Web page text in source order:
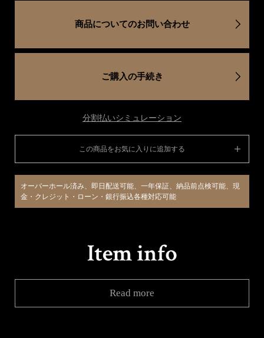
商品についてのお問い合わせ
ご購入の手続き
分割払いシミュレーション
この商品をお気に入りに追加する
オーバーホール済み、即日配送可能、一年保証、納品前点検可能、現
金・クレジット・ローン・銀行振込各種対応可能
Read more